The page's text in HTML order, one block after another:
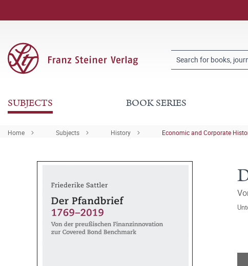
SUBJECTS BOOK SERIES
Home Subjects History Economic and Corporate